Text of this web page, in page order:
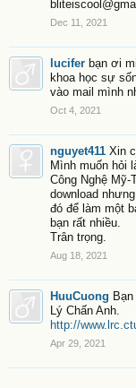
Dec 11, 2021
lucifer bạn ơi
khoa học sự
vào mail mình
Oct 4, 2021
nguyet411 Xin
Mình muốn hỏi
Công Nghệ
download
đó để làm một
bạn rất nhiều.
Trân trọng.
Aug 18, 2021
HuuCuong
Lý Chấn Anh.
http://
Apr 29, 2021